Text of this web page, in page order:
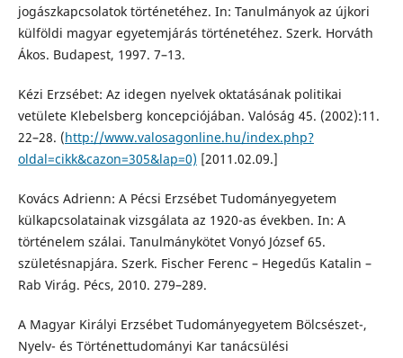
jogászkapcsolatok történetéhez. In: Tanulmányok az újkori
külföldi magyar egyetemjárás történetéhez. Szerk. Horváth
Ákos. Budapest, 1997. 7–13.
Kézi Erzsébet: Az idegen nyelvek oktatásának politikai
vetülete Klebelsberg koncepciójában. Valóság 45. (2002):11.
22–28. (http://www.valosagonline.hu/index.php?
oldal=cikk&cazon=305&lap=0) [2011.02.09.]
Kovács Adrienn: A Pécsi Erzsébet Tudományegyetem
külkapcsolatainak vizsgálata az 1920-as években. In: A
történelem szálai. Tanulmánykötet Vonyó József 65.
születésnapjára. Szerk. Fischer Ferenc – Hegedűs Katalin –
Rab Virág. Pécs, 2010. 279–289.
A Magyar Királyi Erzsébet Tudományegyetem Bölcsészet-,
Nyelv- és Történettudományi Kar tanácsülési